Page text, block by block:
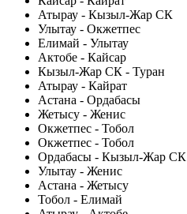
Атырау - Кызыл-Жар СК
Улытау - Окжетпес
Елимай - Улытау
Актобе - Кайсар
Кызыл-Жар СК - Туран
Атырау - Кайрат
Астана - Ордабасы
Жетысу - Женис
Окжетпес - Тобол
Окжетпес - Тобол
Ордабасы - Кызыл-Жар СК
Улытау - Женис
Астана - Жетысу
Тобол - Елимай